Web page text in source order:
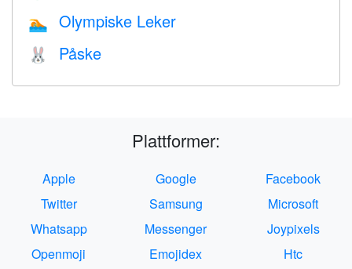
🏊 Olympiske Leker
🐰 Påske
Plattformer:
Apple Google
Facebook
Twitter
Samsung
Microsoft
Whatsapp
Messenger
Joypixels
Openmoji
Emojidex
Htc